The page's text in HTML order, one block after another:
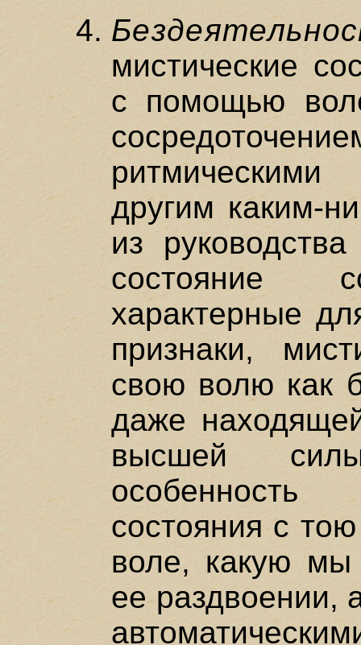
мистические
с помощью
другим каким-
из
состояние
характерные
признаки,
свою волю как
даже
высшей
особенность
состояния с
воле, какую
ее раздвоении,